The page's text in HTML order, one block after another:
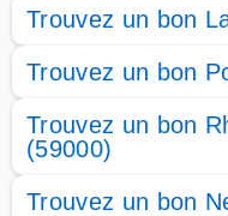
Trouvez un bon
Trouvez un bon
Trouvez un bon
(59000)
Trouvez un bon